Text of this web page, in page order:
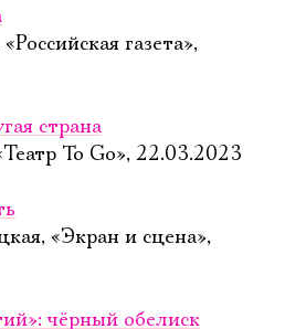
газета»,
страна
To Go», 22.03.2023
«Экран и сцена»,
чёрный обелиск